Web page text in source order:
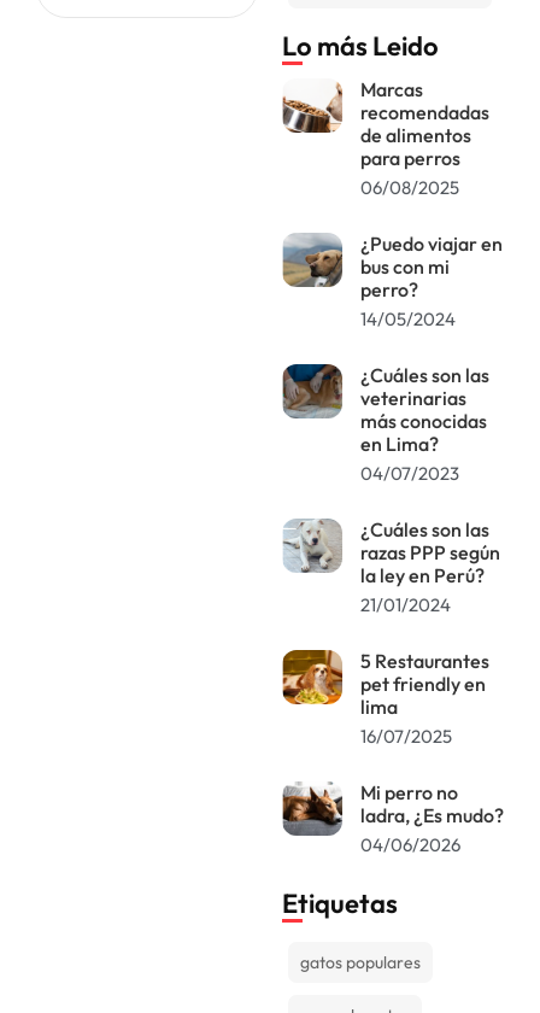
estás cerca. O,
Lo más Leido
Marcas
recomendadas
de alimentos
para perros
06/08/2025
¿Puedo viajar en
bus con mi
perro?
14/05/2024
¿Cuáles son las
veterinarias
más conocidas
en Lima?
04/07/2023
¿Cuáles son las
razas PPP según
la ley en Perú?
21/01/2024
5 Restaurantes
pet friendly en
lima
16/07/2025
Mi perro no
ladra, ¿Es mudo?
04/06/2026
Etiquetas
gatos populares